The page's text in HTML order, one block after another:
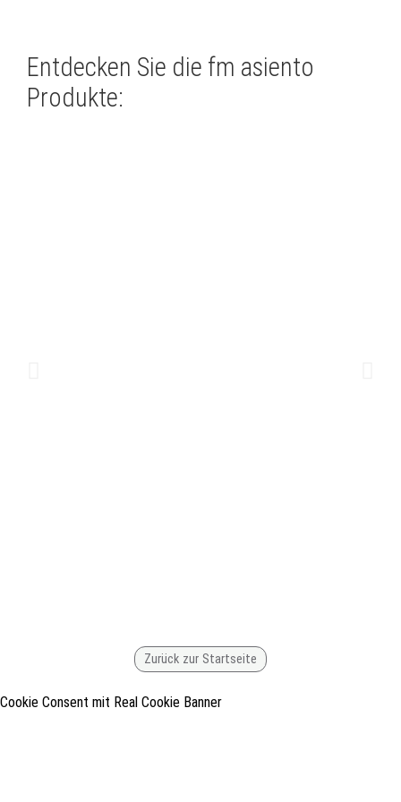
Entdecken Sie die fm asiento
Produkte:
Zurück zur Startseite
Cookie Consent mit Real Cookie Banner